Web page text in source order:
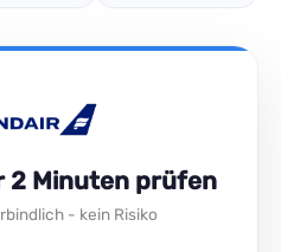
2 Minuten prüfen
- kein Risiko